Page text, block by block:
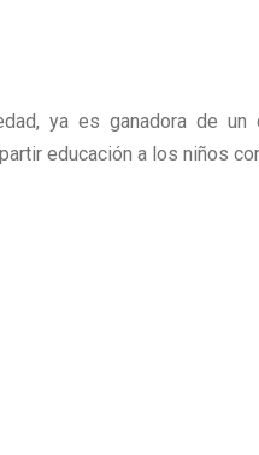
ya es ganadora de
educación a los niños